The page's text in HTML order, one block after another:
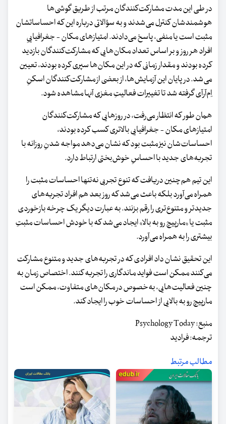
در طی این مدت مشارکت‌کنندگان مرتب از طریق گوشی‌ها
هوشمندشان کنترل می‌شدند و به سؤالاتی درباره این که احساساتشان
مثبت است یا منفی، پاسخ می‌دادند. امتیازهای مکان - جغرافیاییِ
افراد هر روز و بر اساس تعداد مکان‌هایی که مشارکت‌کنندگان بازدید
کرده بودند و مقدار زمانی که در این مکان‌ها سپری کرده بودند، تعیین
می‌شد. در پایان این آزمایش‌ها، از بعضی از مشارکت‌کنندگان اسکنِ
اِم‌آرآی گرفته شد تا تغییرات فعالیتِ مغزی آنها مشاهده شود.
همان‌ طور که انتظار می‌رفت، در روزهایی که مشارکت‌کنندگان
امتیازهای مکان - جغرافیایی بالاتری کسب کرده بودند،
احساسات‌شان نیز مثبت بود که نشان می‌دهد مواجه شدنِ روزانه با
تجربه‌های جدید با احساسِ خوش‌بختی ارتباط دارد.
این تیم هم‌چنین دریافت که تنوع تجربی نه‌تنها احساسات مثبت را
همراه می‌آورد بلکه باعث می‌شد که روز بعد هم افراد تجربه‌های
جدیدتر و متنوع‌تری را رقم بزنند. به‌ عبارت‌ دیگر یک چرخه بازخوردی
مثبت یا «مارپیچ رو به‌ بالا» ایجاد می‌شد که با خودش احساسات مثبتِ
بیشتری را به همراه می‌آورد.
این تحقیق نشان داد افرادی که در تجربه‌های جدید و متنوع مشارکت
می‌کنند ممکن است فواید ماندگاری را تجربه کنند. اختصاص زمان به
چنین فعالیت‌هایی، به‌خصوص در مکان‌های متفاوت، ممکن است
مارپیچ رو به‌ بالایی از احساسات خوب را ایجاد کند.
منبع: Psychology Today
ترجمه: فرادید
مطالب مرتبط